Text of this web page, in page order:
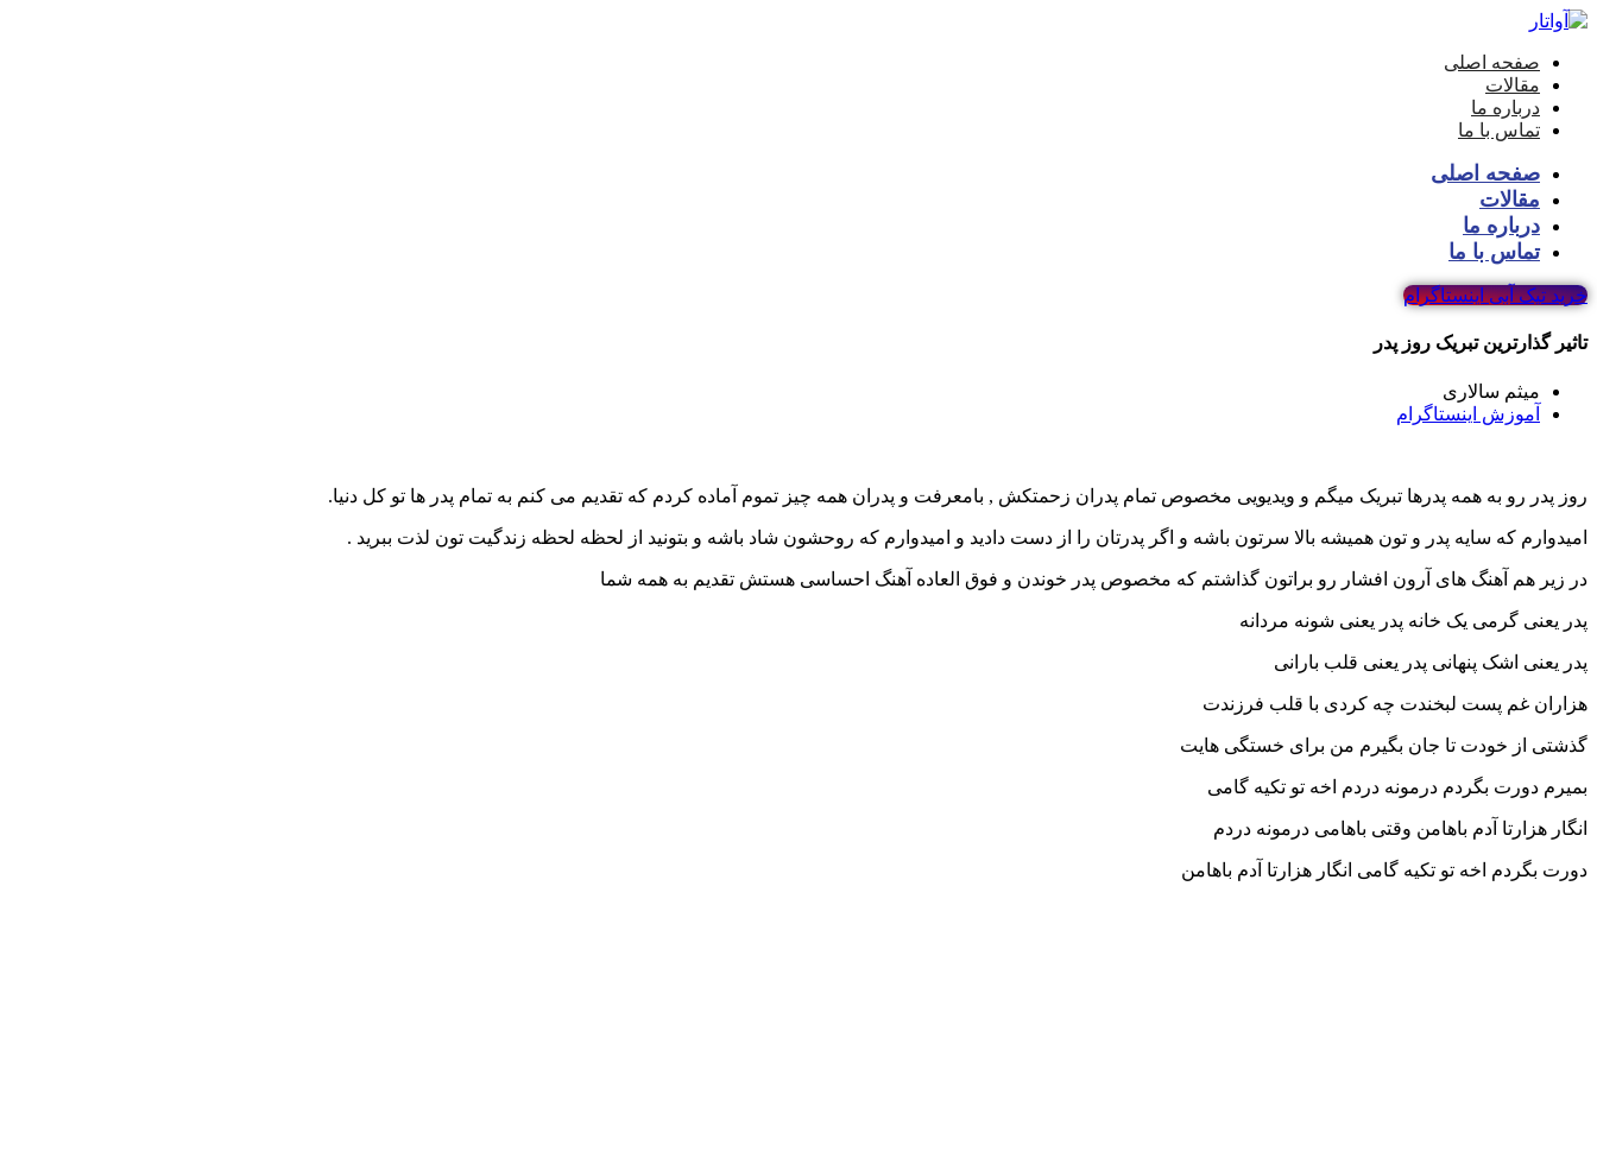
صفحه اصلی
مقالات
درباره ما
تماس با ما
صفحه اصلی
مقالات
درباره ما
تماس با ما
خرید تیک آبی اینستاگرام
تاثیر گذارترین تبریک روز پدر
میثم سالاری
آموزش اینستاگرام
روز پدر رو به همه پدرها تبریک میگم و ویدیویی مخصوص تمام پدران زحمتکش , بامعرفت و پدران همه چیز تموم آماده کردم که تقدیم می کنم به تمام پدر ها تو کل دنیا.
امیدوارم که سایه پدر و تون همیشه بالا سرتون باشه و اگر پدرتان را از دست دادید و امیدوارم که روحشون شاد باشه و بتونید از لحظه لحظه زندگیت تون لذت ببرید .
در زیر هم آهنگ های آرون افشار رو براتون گذاشتم که مخصوص پدر خوندن و فوق العاده آهنگ احساسی هستش تقدیم به همه شما
پدر یعنی گرمی یک خانه پدر یعنی شونه مردانه
پدر یعنی اشک پنهانی پدر یعنی قلب بارانی
هزاران غم پست لبخندت چه کردی با قلب فرزندت
گذشتی از خودت تا جان بگیرم من برای خستگی هایت
بمیرم دورت بگردم درمونه دردم اخه تو تکیه گامی
انگار هزارتا آدم باهامن وقتی باهامی درمونه دردم
دورت بگردم اخه تو تکیه گامی انگار هزارتا آدم باهامن